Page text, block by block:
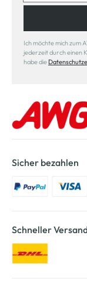
Ich möchte mich zum
jederzeit durch einen
habe die
Sicher bezahlen
Schneller